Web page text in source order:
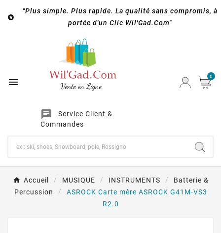

"Plus simple. Plus rapide. La qualité sans compromis, à
portée d'un Clic Wil'Gad.Com"

chat
Service Client &
Commandes
0
Accueil MUSIQUE INSTRUMENTS
Batterie &
Percussion
ASROCK Carte mère ASROCK G41M-VS3
R2.0